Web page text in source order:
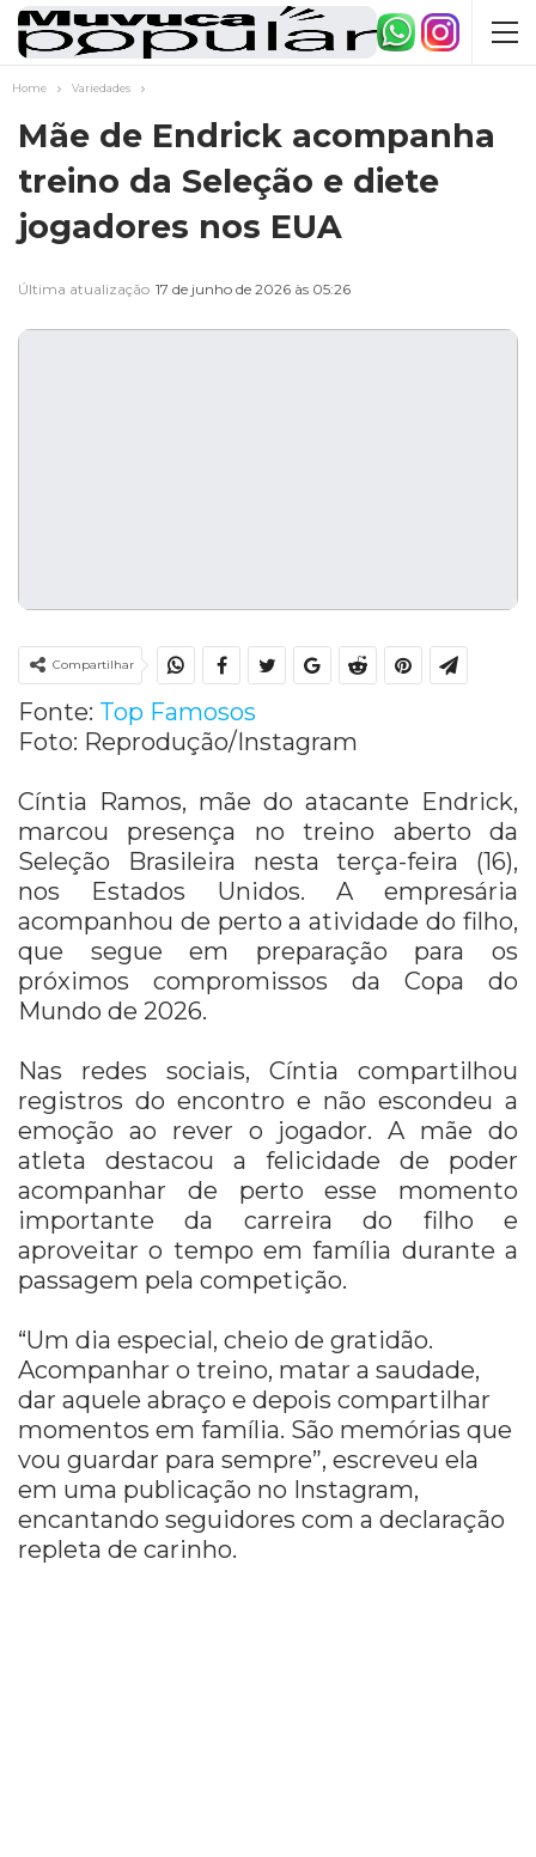
Home Variedades
Mãe de Endrick acompanha
treino da Seleção e diete
jogadores nos EUA
Última atualização 17 de junho de 2026 às 05:26
Compartilhar
Fonte: Top Famosos
Foto: Reprodução/Instagram
Cíntia Ramos, mãe do atacante Endrick,
marcou presença no treino aberto da
Seleção Brasileira nesta terça-feira (16),
nos Estados Unidos. A empresária
acompanhou de perto a atividade do filho,
que segue em preparação para os
próximos compromissos da Copa do
Mundo de 2026.
Nas redes sociais, Cíntia compartilhou
registros do encontro e não escondeu a
emoção ao rever o jogador. A mãe do
atleta destacou a felicidade de poder
acompanhar de perto esse momento
importante da carreira do filho e
aproveitar o tempo em família durante a
passagem pela competição.
“Um dia especial, cheio de gratidão.
Acompanhar o treino, matar a saudade,
dar aquele abraço e depois compartilhar
momentos em família. São memórias que
vou guardar para sempre”, escreveu ela
em uma publicação no Instagram,
encantando seguidores com a declaração
repleta de carinho.